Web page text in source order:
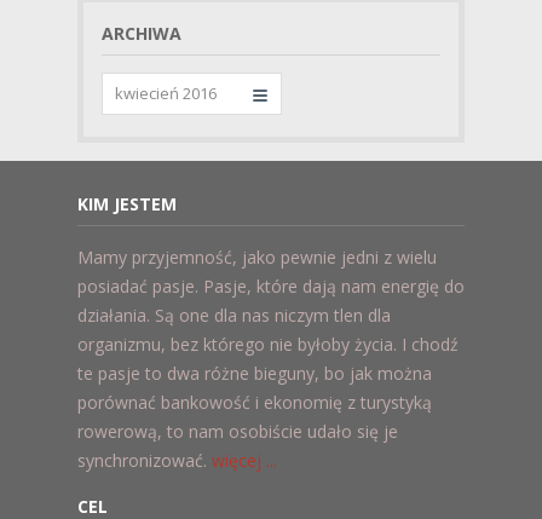
ARCHIWA
Archiwa
KIM JESTEM
Mamy przyjemność, jako pewnie jedni z wielu
posiadać pasje. Pasje, które dają nam energię do
działania. Są one dla nas niczym tlen dla
organizmu, bez którego nie byłoby życia. I chodź
te pasje to dwa różne bieguny, bo jak można
porównać bankowość i ekonomię z turystyką
rowerową, to nam osobiście udało się je
synchronizować. więcej ...
CEL